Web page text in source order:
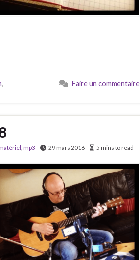
,
Faire un commentaire
, mp3 29 mars 2016 5 mins to read